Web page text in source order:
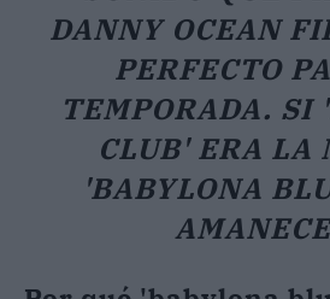
DANNY OCEAN
PERFECTO
TEMPORADA. SI
CLUB' ERA LA
'BABYLONA